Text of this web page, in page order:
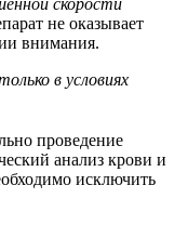
скорости
не оказывает
внимания.
в условиях
проведение
анализ крови и
исключить